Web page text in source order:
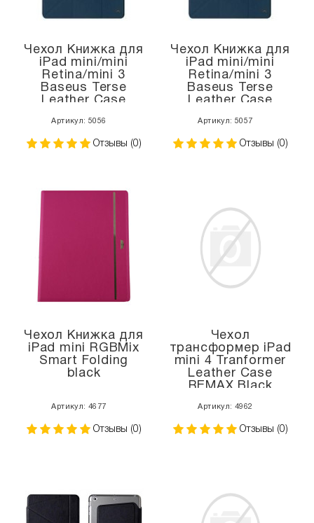
Чехол Книжка для
iPad mini/mini
Retina/mini 3
Baseus Terse
Leather Case
Артикул: 5056
Отзывы (0)
Чехол Книжка для
iPad mini/mini
Retina/mini 3
Baseus Terse
Leather Case
Артикул: 5057
Отзывы (0)
Чехол Книжка для
iPad mini RGBMix
Smart Folding
black
Артикул: 4677
Отзывы (0)
Чехол
трансформер iPad
mini 4 Tranformer
Leather Case
REMAX Black
Артикул: 4962
Отзывы (0)